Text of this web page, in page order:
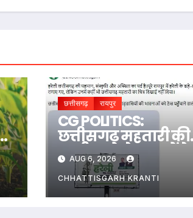
छत्तीसगढ़ रायपुर
CG POLITICS:
छत्तीसगढ़ महतारी की
तस्वीर को लेकर कोंग्रेस
ने सरकार को घेरा
AUG 6, 2026
CHHATTISGARH KRANTI